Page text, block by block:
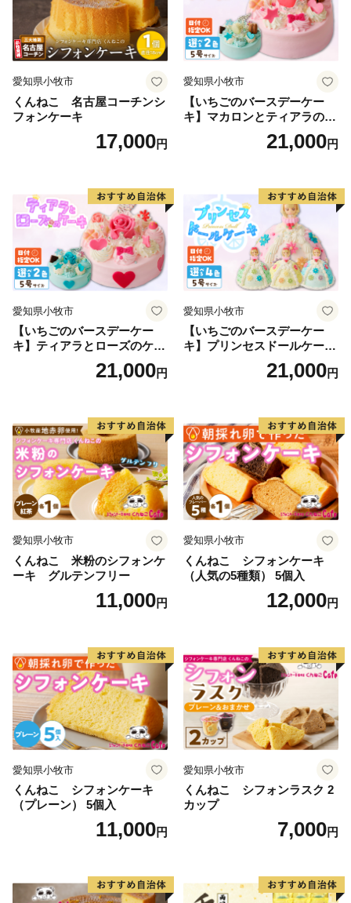
を癒したそう。引揚の歴史を伝える引揚記念館が所蔵す
る資料の一部はユネスコの世界記憶遺産に登録されてい
ます。
◆舞鶴湾、そして若狭湾へ注ぐ由良川が流れる、加佐地
区
「万願寺甘とう」や「舞鶴茶」の栽培が盛んです。舞鶴
【商品の発送について】
お礼の品は、決済完了後に発送を行いますので、郵便振
込や銀行振込等の決済方法を選択された方は、なるべく
早くご入金いただきますようお願い申し上げます。
また、クレジットカード決済につきましても入力情報不
備等の原因によって決済がうまくいっていない場合もご
幅に遅れる場合ももございます。ご注意ください。
また、転居などの寄附者の都合により返礼品がお届けで
きない場合、返礼品の再送は致しません。
（配送業者によっては転送が可能ですが、転送費用は寄
附者負担となります。）
あらかじめご了承ください。
※冷凍・冷蔵の商品につきまして、離島への配送が対応
できない場合があります。
愛知県小牧市
くんねこ 名古屋コーチンシ
フォンケーキ
17,000円
愛知県小牧市
【いちごのバースデーケー
キ】マカロンとティアラのケ
ーキ スイーツ 日時指定可 デ
ザート 洋菓子 お取り寄せ 愛
デコレーションケーキ ホー
ルケーキ
21,000円
愛知県小牧市
【いちごのバースデーケー
キ】ティアラとローズのケー
キ スイーツ デザート 洋菓
子 お取り寄せ 愛知県 小牧市
レーション ホールケーキ 日
時指定可
21,000円
愛知県小牧市
【いちごのバースデーケー
キ】プリンセスドールケーキ
日時指定可 スイーツ デザー
ト 洋菓子 お取り寄せ 愛知県
デコレーションケーキ ホー
ルケーキ 人形 かわいい こど
も
21,000円
愛知県小牧市
くんねこ 米粉のシフォンケ
ーキ グルテンフリー
11,000円
愛知県小牧市
くんねこ シフォンケーキ
（人気の5種類） 5個入
12,000円
愛知県小牧市
くんねこ シフォンケーキ
（プレーン） 5個入
11,000円
愛知県小牧市
くんねこ シフォンラスク 2
カップ
7,000円